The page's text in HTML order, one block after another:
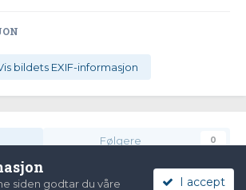
bildets EXIF-informasjon
Følgere 0
siden godtar du våre I accept